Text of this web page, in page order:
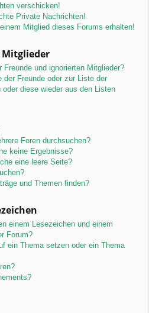
verschicken!
Private Nachrichten!
Mitglied dieses Forums erhalten!
und ignorierten Mitglieder?
Freunde oder zur Liste der
diese wieder aus den Listen
Foren durchsuchen?
keine Ergebnisse?
eine leere Seite?
und Themen finden?
einem Lesezeichen und einem
Forum?
ein Thema setzen oder ein Thema